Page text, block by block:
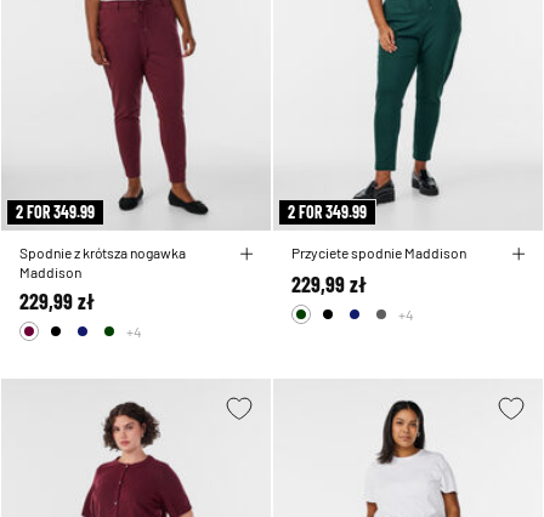
2 FOR 349.99
Spodnie z krótsza nogawka
Maddison
229,99 zł
+4
2 FOR 349.99
Przyciete spodnie Maddison
229,99 zł
+4